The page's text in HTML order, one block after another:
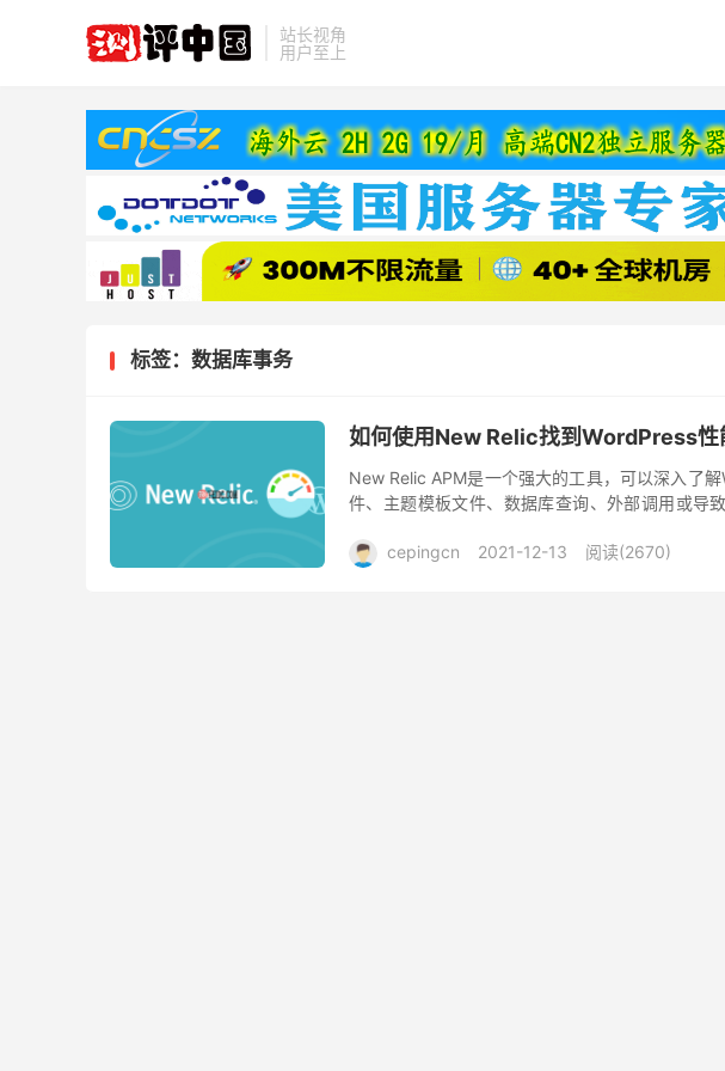
站长视角
用户至上
标签：数据库事务
如何使用New Relic找到WordPress性
New Relic APM是一个强大的工具，可以深入了
件、主题模板文件、数据库查询、外部调用或导
cepingcn
2021-12-13 阅读(2670)